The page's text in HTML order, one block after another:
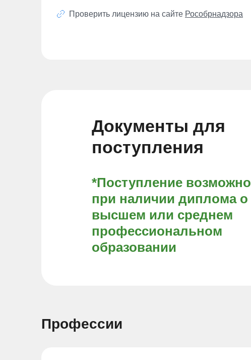
Проверить лицензию на сайте Рособрнадзора
Документы для
поступления
*Поступление возможно
при наличии диплома о
высшем или среднем
профессиональном
образовании
Профессии